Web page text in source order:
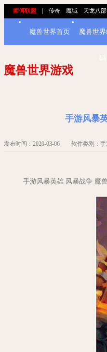
师傅联盟 传奇 魔域 天龙八部
魔兽世界首页 魔兽世
魔兽世界游戏
手游风暴
发布时间：2020-03-06 软件类别：
手游风暴英雄 风暴战争 魔